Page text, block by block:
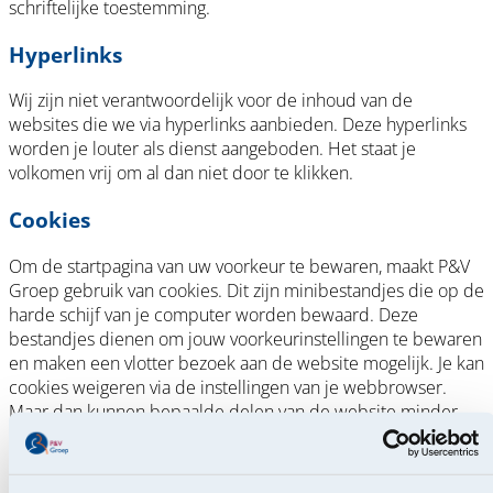
schriftelijke toestemming.
Hyperlinks
Wij zijn niet verantwoordelijk voor de inhoud van de
websites die we via hyperlinks aanbieden. Deze hyperlinks
worden je louter als dienst aangeboden. Het staat je
volkomen vrij om al dan niet door te klikken.
Cookies
Om de startpagina van uw voorkeur te bewaren, maakt P&V
Groep gebruik van cookies. Dit zijn minibestandjes die op de
harde schijf van je computer worden bewaard. Deze
bestandjes dienen om jouw voorkeurinstellingen te bewaren
en maken een vlotter bezoek aan de website mogelijk. Je kan
cookies weigeren via de instellingen van je webbrowser.
Maar dan kunnen bepaalde delen van de website minder
goed, of zelfs helemaal niet werken.
Lees hier meer over het cookiebeleid van P&V Groep.